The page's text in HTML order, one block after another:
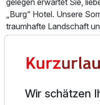
„Burg“ Hotel. Unsere
traumhafte Landschaft
Feldberg – Gebiets mit
vom Haus aus beginnen
Wir schätzen